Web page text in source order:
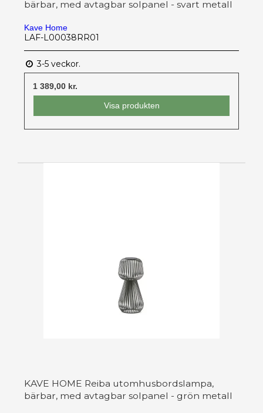
bärbar, med avtagbar solpanel - svart metall
Kave Home
LAF-L00038RR01
3-5 veckor.
1 389,00 kr.
Visa produkten
KAVE HOME Reiba utomhusbordslampa,
bärbar, med avtagbar solpanel - grön metall